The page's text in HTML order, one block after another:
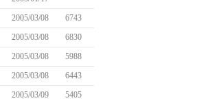
2005/03/08
6743
2005/03/08
6830
2005/03/08
5988
2005/03/08
6443
2005/03/09
5405